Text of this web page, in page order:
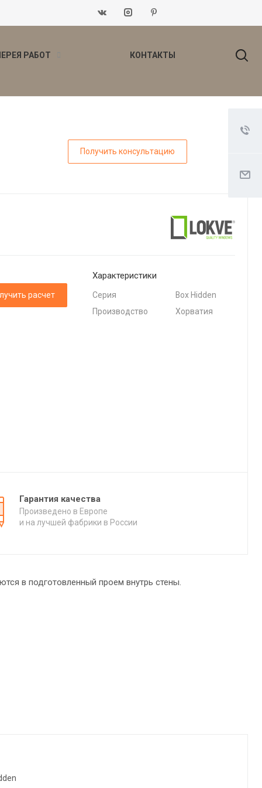
РАБОТ КОНТАКТЫ
Получить консультацию
расчет
Характеристики
Серия
Box Hidden
Производство
Хорватия
Гарантия качества
Произведено в Европе
и на лучшей фабрики в России
в подготовленный проем внутрь стены.